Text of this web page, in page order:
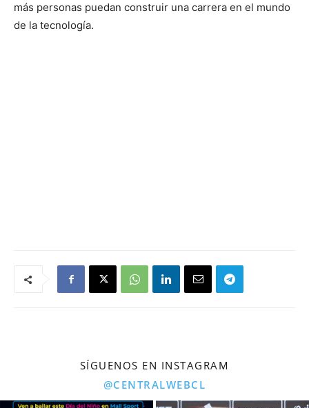
más personas puedan construir una carrera en el mundo
de la tecnología.
SÍGUENOS EN INSTAGRAM
@CENTRALWEBCL